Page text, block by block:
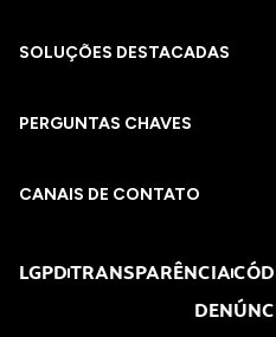
SOLUÇÕES DESTACADAS
PERGUNTAS CHAVES​
CANAIS DE CONTATO
LGPDTRANSPARÊNCIA